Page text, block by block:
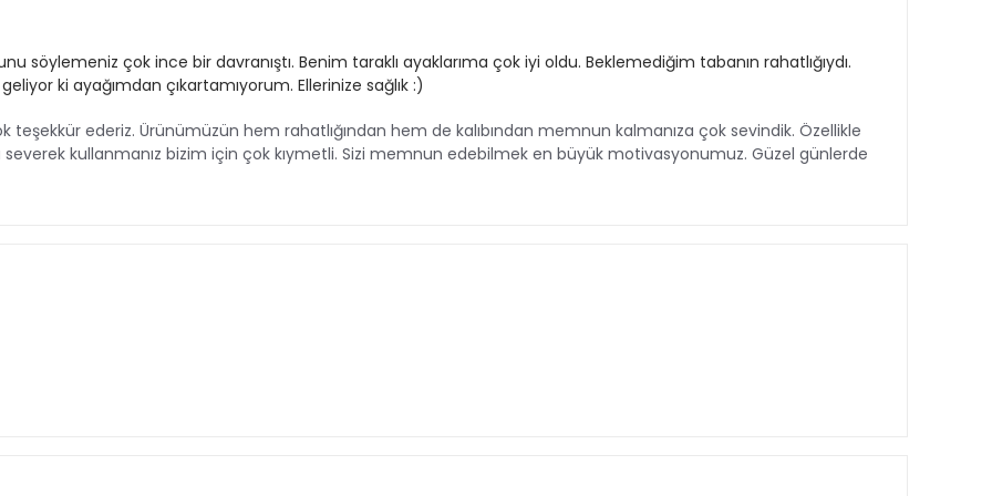
söylemeniz çok ince bir davranıştı. Benim taraklı ayaklarıma çok iyi oldu. Beklemediğim tabanın rahatlığıydı.
ki ayağımdan çıkartamıyorum. Ellerinize sağlık :)
ederiz. Ürünümüzün hem rahatlığından hem de kalıbından memnun kalmanıza çok sevindik. Özellikle
kullanmanız bizim için çok kıymetli. Sizi memnun edebilmek en büyük motivasyonumuz. Güzel günlerde